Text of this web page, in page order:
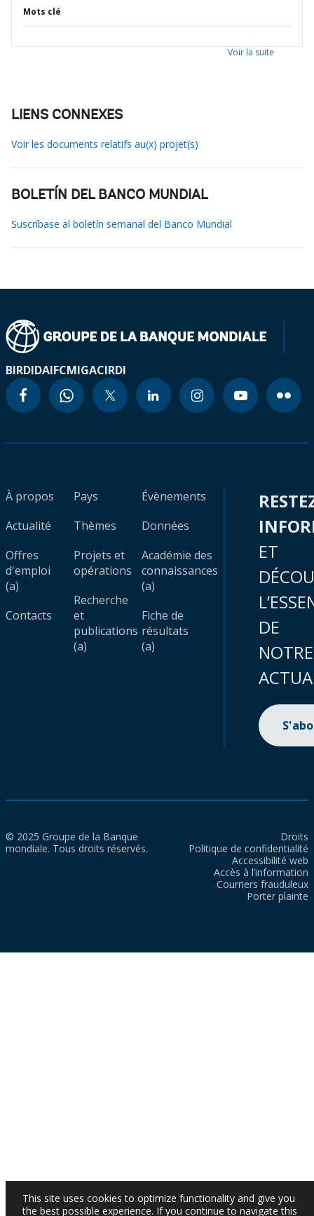
Mots clé
Voir la suite
LIENS CONNEXES
Voir les documents relatifs au(x) projet(s)
BOLETÍN DEL BANCO MUNDIAL
Suscríbase al boletín semanal del Banco Mundial
BIRDIDAIFCMIGACIRDI
À propos
Actualité
Offres
d'emploi
(a)
Contacts
Pays
Thèmes
Projets et
opérations
Recherche
et
publications
(a)
Évènements
Données
Académie des
connaissances
(a)
Fiche de
résultats
(a)
ET
DE
NOTRE
© 2025 Groupe de la Banque
mondiale. Tous droits réservés.
Droits
Politique de confidentialité
Accessibilité web
Accès à l’information
Courriers frauduleux
Porter plainte
This site uses cookies to optimize functionality and give you
the best possible experience. If you continue to navigate this